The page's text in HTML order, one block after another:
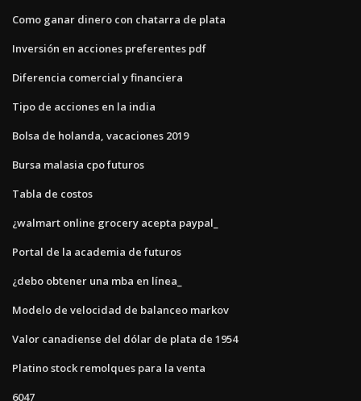
Como ganar dinero con chatarra de plata
Inversión en acciones preferentes pdf
Diferencia comercial y financiera
Tipo de acciones en la india
Bolsa de holanda, vacaciones 2019
Bursa malasia cpo futuros
Tabla de costos
¿walmart online grocery acepta paypal_
Portal de la academia de futuros
¿debo obtener una mba en línea_
Modelo de velocidad de balanceo markov
Valor canadiense del dólar de plata de 1954
Platino stock remolques para la venta
6047